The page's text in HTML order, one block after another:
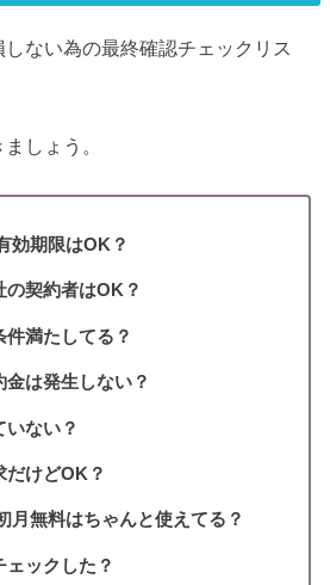
ない為の最終確認チェックリス
しょう。
効期限はOK？
契約者はOK？
満たしてる？
は発生しない？
いない？
だけどOK？
月無料はちゃんと使えてる？
ェックした？